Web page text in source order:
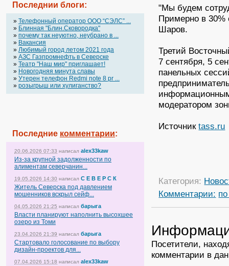
Последнии блоги:
» Телефонный оператор OOO “СЭЛС” ...
» Блинная "Блин.Сковородка"
» почему так неуютно, неубрано в ...
» Вакансия
» Любимый город летом 2021 года
» АЗС Газпромнефть в Северске
» Театр "Наш мир" приглашает!
» Новогодняя минута славы
» Утерен телефон Redmi note 8 pr ...
» розыгрыш или хулиганство?
Последние комментарии:
20.06.2026 07:33 написал alex33kaw
Из-за крупной задолженности по
алиментам северчанин...
19.05.2026 14:30 написал С Е В Е Р С К
Житель Северска под давлением
мошенников вскрыл сейф...
04.05.2026 21:25 написал барыга
Власти планируют наполнить высохшее
озеро из Томи
23.04.2026 21:39 написал барыга
Стартовало голосование по выбору
дизайн-проектов для...
07.04.2026 15:18 написал alex33kaw
"Мы будем
Примерно в 30%
Шаров.
Третий
7 сентября, 5
панельных
модератором
Источникtass.ru
Категория:
Комментарии:
Посетители,
комментарии в